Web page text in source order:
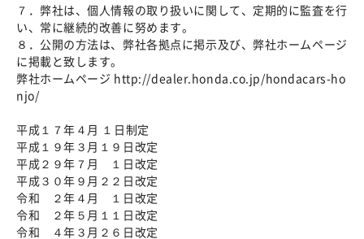
７．弊社は、個人情報の取り扱いに関して、定期的に監査を行
い、常に継続的改善に努めます。
８．公開の方法は、弊社各拠点に掲示及び、弊社ホームページ
に掲載と致します。
弊社ホームページ http://dealer.honda.co.jp/hondacars-ho
njo/
平成１７年４月 １日制定
平成１９年３月１９日改定
平成２９年７月 １日改定
平成３０年９月２２日改定
令和 ２年４月 １日改定
令和 ２年５月１１日改定
令和 ４年３月２６日改定